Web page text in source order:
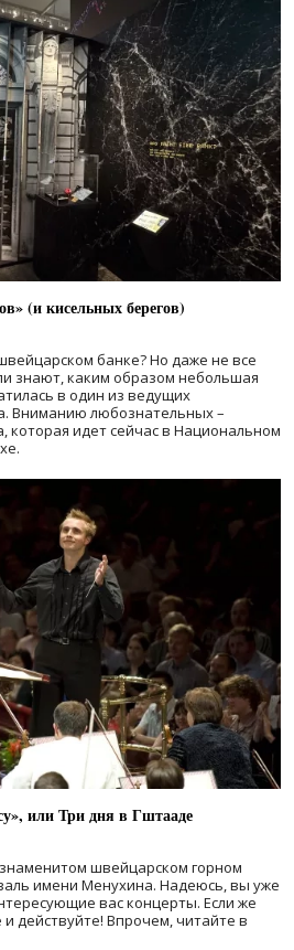
(и кисельных берегов)
банке? Но даже не все
знают, каким образом небольшая
в один из ведущих
Вниманию любознательных –
которая идет сейчас в Национальном
или Три дня в Гштааде
швейцарском горном
имени Менухина. Надеюсь, вы уже
вас концерты. Если же
действуйте! Впрочем, читайте в